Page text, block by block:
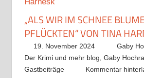
„ALS WIR IM SCHNEE
PFLÜCKTEN“ VON TINA
19. November 2024
Gaby
Der Krimi und mehr blog Gaby
Gastbeiträge
Kommentar